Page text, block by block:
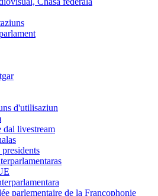
d'utilisaziun
dal livestream
parlementaire de la Francophonie